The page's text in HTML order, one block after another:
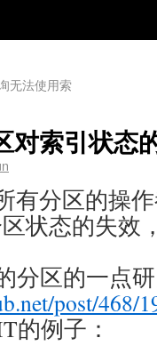
无法使用索
对索引状态
有分区的操
状态的失效
分区的一点
post/468/
的例子：